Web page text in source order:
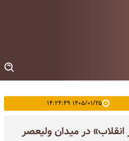
۱۴۰۵/۰۱/۲۵ ۱۴:۲۴:۴۹
انقلاب» در میدان ولیعصر